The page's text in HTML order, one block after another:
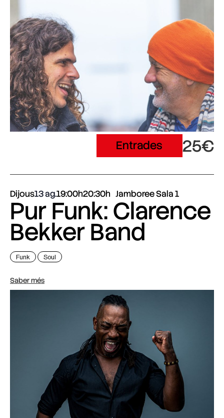
Entrades 25€
Dijous13 ag.19:00h20:30h Jamboree Sala 1
Pur Funk: Clarence
Bekker Band
Funk Soul
Saber més